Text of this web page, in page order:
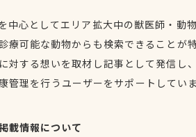
中心としてエリア拡大中の獣医師・動
療可能な動物からも検索できることが
対する想いを取材し記事として発信し
管理を行うユーザーをサポートしてい
載情報について